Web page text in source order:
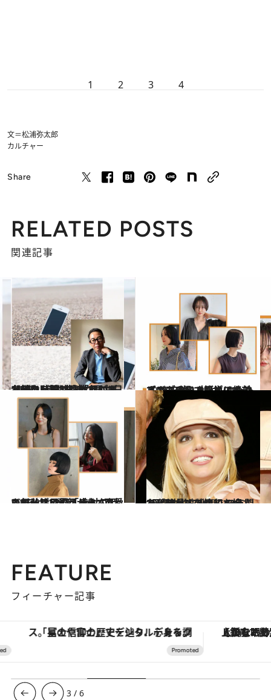
1 2 3 4
文＝松浦弥太郎
カルチャー
Share
RELATED POSTS
関連記事
2023.11.2
【続きを読む】「なにも考えないのは意外とむずかしい」松浦弥太郎が1日1時間、何も生まない“ぼんやり時間”を持つ理由
カルチャー 2023.10.12
【2023秋】大人ショート＆ボブ5選 コンサバすぎず、モードすぎずで絶妙 ノンブローで簡単にキマるのもいい
ビューティ＆ヘルス
2023.10.12
この秋注目の「大人の姫カット」5選 顔が小さくシャープに見える！ “可愛い”だけじゃない魅力で大人気
ビューティ＆ヘルス 2023.10.27
“母親失格”の烙印を押され、後見人制度で13年間を奪われ…ブリトニー・スピアーズ（41）の今
カルチャー
FEATURE
フィーチャー記事
「星のや富士」でデジタルデトックス。冨士信仰の歴史を辿り、心身を調える。 【銀座で出合う最旬美容】美髪ケアや上質
3 /6